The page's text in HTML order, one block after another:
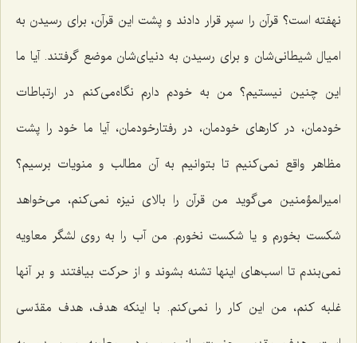
نهفته است؟ قرآن را سپر قرار دادند و پشت این قرآن، برای رسیدن به
امیال شیطانی‌شان و برای رسیدن به دنیای‌شان موضع گرفتند. آیا ما
این چنین نیستیم؟ من به خودم دارم نگاه‌می‌كنم در ارتباطات
خودمان، در كارهای خودمان، در رفتارخودمان، آیا ما خود را پشت
مظاهر واقع نمی‌كنیم تا بتوانیم به آن مطالب و منویات برسیم؟
امیرالمؤمنین می‌گوید من قرآن را بالای نیزه نمی‌كنم، می‌خواهد
شكست بخورم و یا شكست نخورم. من آب را به روی لشگر معاویه
نمی‌بندم تا اسب‌های اینها تشنه بشوند و از حركت بیافتند و بر آنها
غلبه كنم، من این كار را نمی‌كنم. با اینكه هدف، هدف مقدّسی